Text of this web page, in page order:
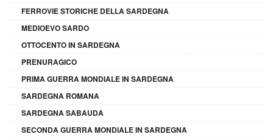
FERROVIE STORICHE DELLA SARDEGNA
MEDIOEVO SARDO
OTTOCENTO IN SARDEGNA
PRENURAGICO
PRIMA GUERRA MONDIALE IN SARDEGNA
SARDEGNA ROMANA
SARDEGNA SABAUDA
SECONDA GUERRA MONDIALE IN SARDEGNA